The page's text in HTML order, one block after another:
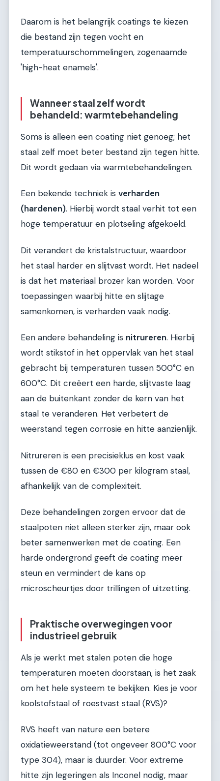
Daarom is het belangrijk coatings te kiezen
die bestand zijn tegen vocht en
temperatuurschommelingen, zogenaamde
'high-heat enamels'.
Wanneer staal zelf wordt
behandeld: warmtebehandeling
Soms is alleen een coating niet genoeg; het
staal zelf moet beter bestand zijn tegen hitte.
Dit wordt gedaan via warmtebehandelingen.
Een bekende techniek is verharden
(hardenen). Hierbij wordt staal verhit tot een
hoge temperatuur en plotseling afgekoeld.
Dit verandert de kristalstructuur, waardoor
het staal harder en slijtvast wordt. Het nadeel
is dat het materiaal brozer kan worden. Voor
toepassingen waarbij hitte en slijtage
samenkomen, is verharden vaak nodig.
Een andere behandeling is nitrureren. Hierbij
wordt stikstof in het oppervlak van het staal
gebracht bij temperaturen tussen 500°C en
600°C. Dit creëert een harde, slijtvaste laag
aan de buitenkant zonder de kern van het
staal te veranderen. Het verbetert de
weerstand tegen corrosie en hitte aanzienlijk.
Nitrureren is een precisieklus en kost vaak
tussen de €80 en €300 per kilogram staal,
afhankelijk van de complexiteit.
Deze behandelingen zorgen ervoor dat de
staalpoten niet alleen sterker zijn, maar ook
beter samenwerken met de coating. Een
harde ondergrond geeft de coating meer
steun en vermindert de kans op
microscheurtjes door trillingen of uitzetting.
Praktische overwegingen voor
industrieel gebruik
Als je werkt met stalen poten die hoge
temperaturen moeten doorstaan, is het zaak
om het hele systeem te bekijken. Kies je voor
koolstofstaal of roestvast staal (RVS)?
RVS heeft van nature een betere
oxidatieweerstand (tot ongeveer 800°C voor
type 304), maar is duurder. Voor extreme
hitte zijn legeringen als Inconel nodig, maar